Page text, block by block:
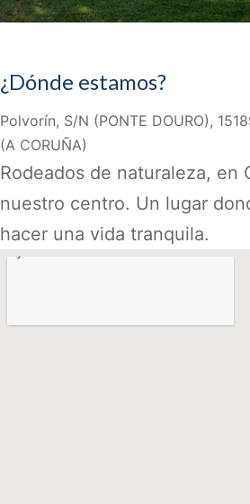
¿Dónde estamos?
Polvorín, S/N (PONTE DOURO),
(A CORUÑA)
Rodeados de naturaleza, en
nuestro centro. Un lugar
hacer una vida tranquila.